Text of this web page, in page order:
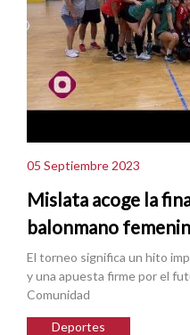
05 Septiembre 2023
Mislata acoge la
balonmano
El torneo significa un hito
y una apuesta firme por el
Comunidad
Deportes